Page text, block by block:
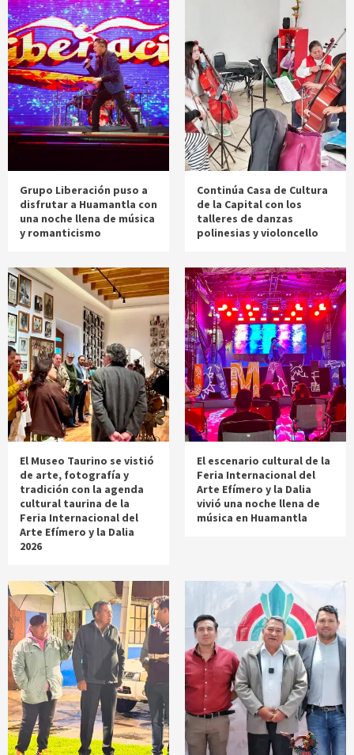
Grupo Liberación puso a
disfrutar a Huamantla con
una noche llena de música
y romanticismo
Continúa Casa de Cultura
de la Capital con los
talleres de danzas
polinesias y violoncello
El Museo Taurino se vistió
de arte, fotografía y
tradición con la agenda
cultural taurina de la
Feria Internacional del
Arte Efímero y la Dalia
2026
El escenario cultural de la
Feria Internacional del
Arte Efímero y la Dalia
vivió una noche llena de
música en Huamantla